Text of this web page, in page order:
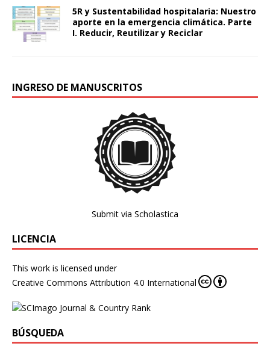
5R y Sustentabilidad hospitalaria: Nuestro
aporte en la emergencia climática. Parte
I. Reducir, Reutilizar y Reciclar
INGRESO DE MANUSCRITOS
Submit via Scholastica
LICENCIA
This work is licensed under
Creative Commons Attribution 4.0 International
BÚSQUEDA